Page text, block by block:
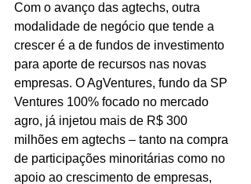
Com o avanço das agtechs, outra
modalidade de negócio que tende a
crescer é a de fundos de investimento
para aporte de recursos nas novas
empresas. O AgVentures, fundo da SP
Ventures 100% focado no mercado
agro, já injetou mais de R$ 300
milhões em agtechs – tanto na compra
de participações minoritárias como no
apoio ao crescimento de empresas,